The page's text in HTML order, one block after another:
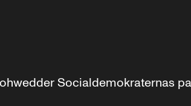
Socialdemokraternas